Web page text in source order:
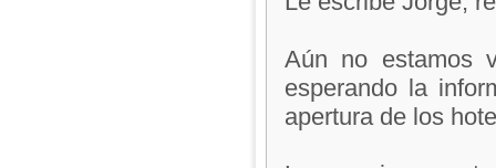
Aún no estamos
esperando la
apertura de los